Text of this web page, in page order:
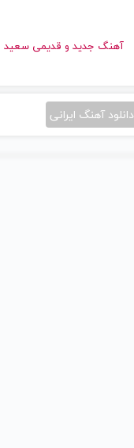
آهنگ جدید
دانلود آهنگ ایرانی